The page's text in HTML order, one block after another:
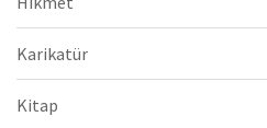
Karikatür
Kitap